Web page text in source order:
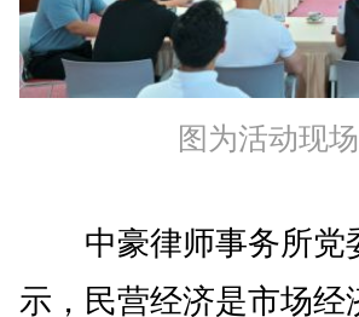
图为活动现
中豪律师事务所党
示，民营经济是市场